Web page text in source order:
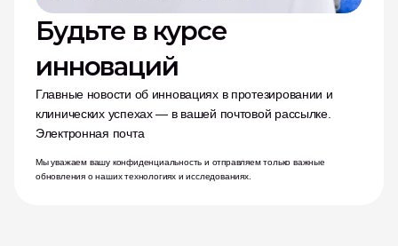
Будьте в курсе
инноваций
Главные новости об инновациях в протезировании и
клинических успехах — в вашей почтовой рассылке.
Электронная почта
Мы уважаем вашу конфиденциальность и отправляем только важные
обновления о наших технологиях и исследованиях.